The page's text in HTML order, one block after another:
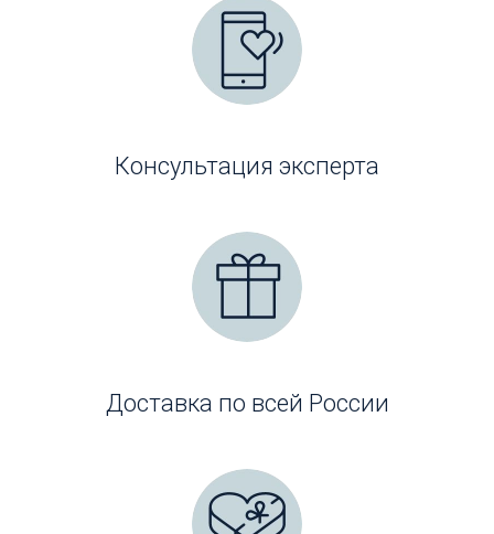
Консультация эксперта
Доставка по всей России